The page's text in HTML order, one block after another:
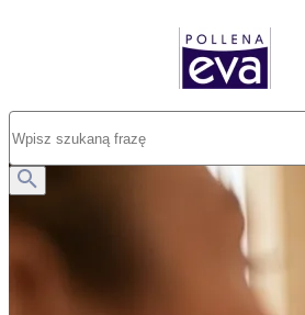
Opublikowano: 16.07.2025
Jak szybko i naturalnie poprawić stan